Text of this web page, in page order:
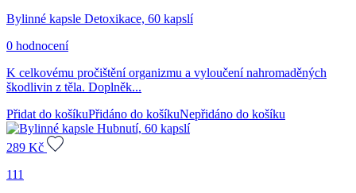
Bylinné kapsle Detoxikace, 60 kapslí
0 hodnocení
K celkovému pročištění organizmu a vyloučení nahromaděných
škodlivin z těla. Doplněk...
Přidat do košíkuPřidáno do košíkuNepřidáno do košíku
289 Kč
111